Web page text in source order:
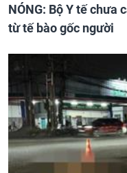
NÓNG: Bộ Y tế chưa
từ tế bào gốc người